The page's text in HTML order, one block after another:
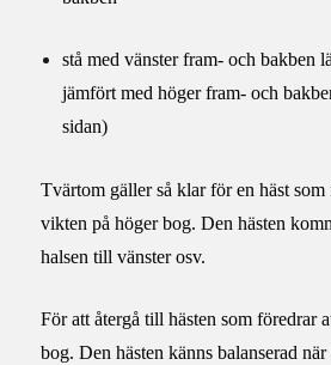
stå med vänster fram- och bakben
jämfört med höger fram- och
sidan)
Tvärtom gäller så klar för en häst som
vikten på höger bog. Den hästen
halsen till vänster osv.
För att återgå till hästen som föredrar
bog. Den hästen känns balanserad